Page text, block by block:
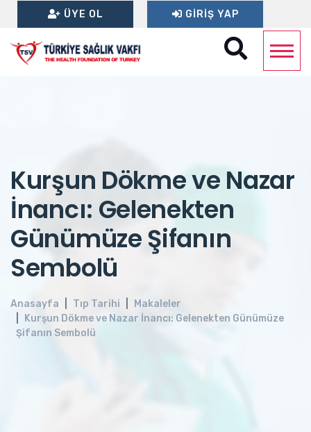
ÜYE OL GIRIŞ YAP
Kurşun Dökme ve Nazar
İnancı: Gelenekten
Günümüze Şifanın
Sembolü
Anasayfa Tıp Tarihi
Makaleler
Kurşun Dökme ve Nazar İnancı: Gelenekten Günümüze
Şifanın Sembolü